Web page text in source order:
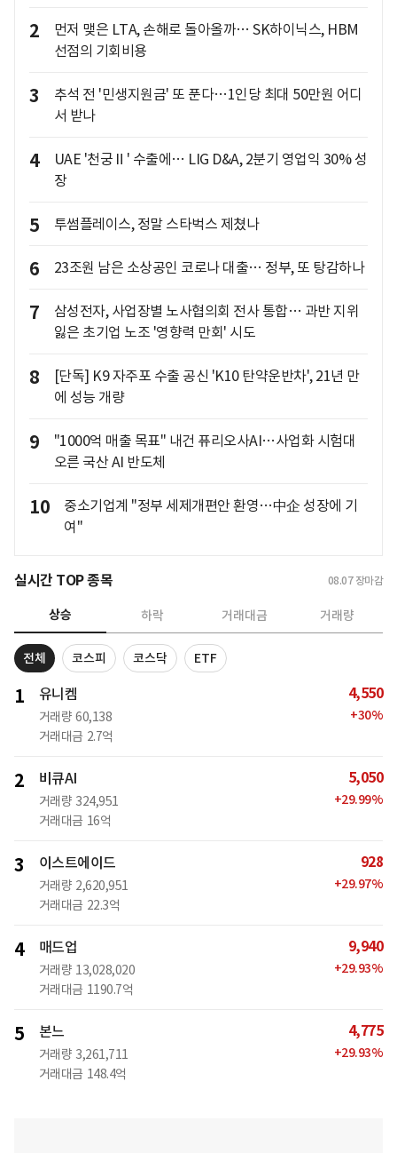
2
먼저 맺은 LTA, 손해로 돌아올까… SK하이닉스, HBM
선점의 기회비용
3
추석 전 '민생지원금' 또 푼다…1인당 최대 50만원 어디
서 받나
4
UAE '천궁Ⅱ' 수출에… LIG D&A, 2분기 영업익 30% 성
장
5 투썸플레이스, 정말 스타벅스 제쳤나
6 23조원 남은 소상공인 코로나 대출… 정부, 또 탕감하나
7
삼성전자, 사업장별 노사협의회 전사 통합… 과반 지위
잃은 초기업 노조 '영향력 만회' 시도
8
[단독] K9 자주포 수출 공신 'K10 탄약운반차', 21년 만
에 성능 개량
9
"1000억 매출 목표" 내건 퓨리오사AI…사업화 시험대
오른 국산 AI 반도체
10
중소기업계 "정부 세제개편안 환영…中企 성장에 기
여"
실시간 TOP 종목 08.07 장마감
상승 하락 거래대금 거래량
전체 코스피 코스닥 ETF
1 유니켐
거래량 60,138
거래대금 2.7억
4,550
+30%
2 비큐AI
거래량 324,951
거래대금 16억
5,050
+29.99%
3 이스트에이드
거래량 2,620,951
거래대금 22.3억
928
+29.97%
4 매드업
거래량 13,028,020
거래대금 1190.7억
9,940
+29.93%
5 본느
거래량 3,261,711
거래대금 148.4억
4,775
+29.93%